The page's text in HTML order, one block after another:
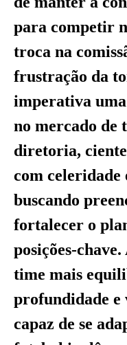
para competir
troca na
frustração da
imperativa
no mercado de
diretoria,
com celeridade
buscando
fortalecer o
posições-
time mais
profundidade e
capaz de se